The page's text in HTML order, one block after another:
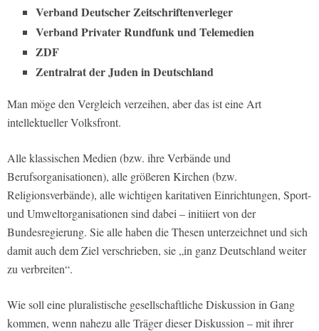
Verband Deutscher Zeitschriftenverleger
Verband Privater Rundfunk und Telemedien
ZDF
Zentralrat der Juden in Deutschland
Man möge den Vergleich verzeihen, aber das ist eine Art
intellektueller Volksfront.
Alle klassischen Medien (bzw. ihre Verbände und
Berufsorganisationen), alle größeren Kirchen (bzw.
Religionsverbände), alle wichtigen karitativen Einrichtungen, Sport-
und Umweltorganisationen sind dabei – initiiert von der
Bundesregierung. Sie alle haben die Thesen unterzeichnet und sich
damit auch dem Ziel verschrieben, sie „in ganz Deutschland weiter
zu verbreiten“.
Wie soll eine pluralistische gesellschaftliche Diskussion in Gang
kommen, wenn nahezu alle Träger dieser Diskussion – mit ihrer